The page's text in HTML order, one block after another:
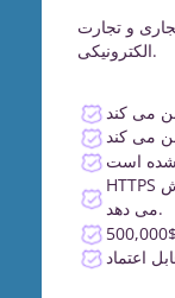
و تجارت
الکترونیکی.
HTTPS را فعال می کند و یک نماد قفل را نمایش
می دهد.
اعتماد